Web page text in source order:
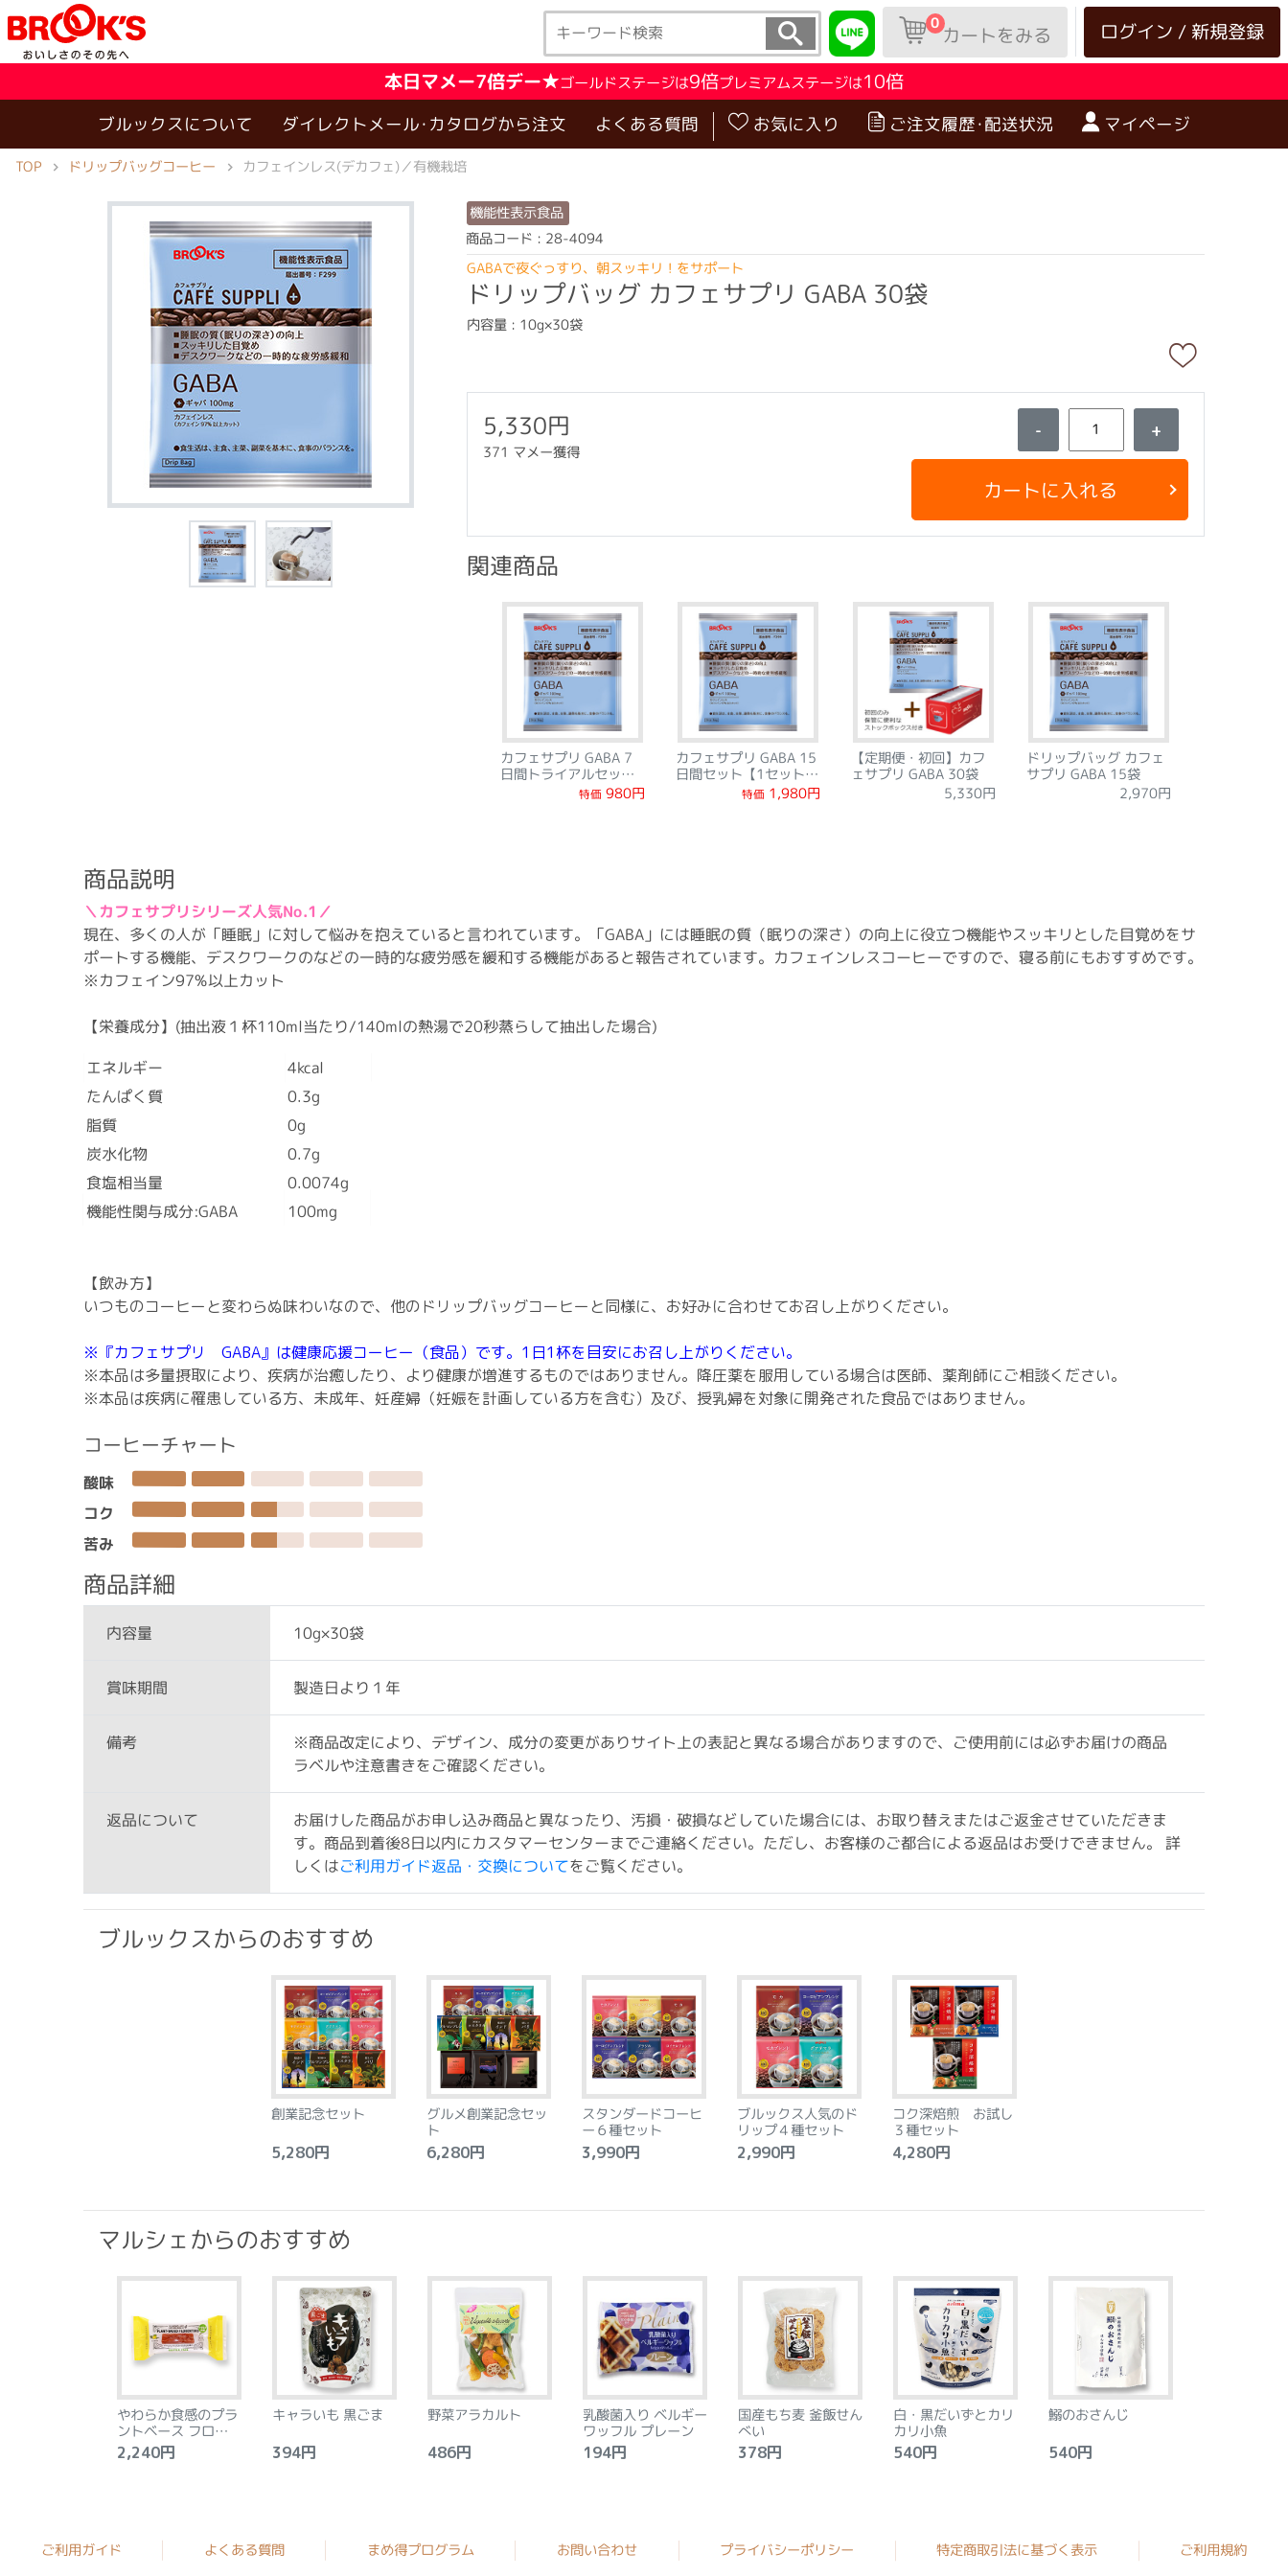
ログイン / 新規登録
0カートをみる
本日マメー7倍デー★ゴールドステージは9倍プレミアムステージは10倍
ブルックスについて ダイレクトメール･カタログから注文 よくある質問 お気に入り ご注文履歴･配送状況 マイページ
TOP ドリップバッグコーヒー カフェインレス(デカフェ)／有機栽培
機能性表示食品
商品コード : 28-4094
GABAで夜ぐっすり、朝スッキリ！をサポート
ドリップバッグ カフェサプリ GABA 30袋
内容量 : 10g×30袋
5,330円
371 マメー獲得
- +
カートに入れる
関連商品
カフェサプリ GABA 7
日間トライアルセット
【1セット1回限り】
特価 980円
カフェサプリ GABA 15
日間セット【1セット1
特価 1,980円
【定期便・初回】カフ
ェサプリ GABA 30袋
5,330円
ドリップバッグ カフェ
サプリ GABA 15袋
2,970円
商品説明
＼カフェサプリシリーズ人気No.1／
現在、多くの人が「睡眠」に対して悩みを抱えていると言われています。「GABA」には睡眠の質（眠りの深さ）の向上に役立つ機能やスッキリとした目覚めをサ
ポートする機能、デスクワークのなどの一時的な疲労感を緩和する機能があると報告されています。カフェインレスコーヒーですので、寝る前にもおすすめです。
※カフェイン97%以上カット
【栄養成分】(抽出液１杯110ml当たり/140mlの熱湯で20秒蒸らして抽出した場合)
エネルギー 4kcal
たんぱく質 0.3g
脂質 0g
炭水化物 0.7g
食塩相当量 0.0074g
機能性関与成分:GABA 100mg
【飲み方】
いつものコーヒーと変わらぬ味わいなので、他のドリップバッグコーヒーと同様に、お好みに合わせてお召し上がりください。
※『カフェサプリ GABA』は健康応援コーヒー（食品）です。1日1杯を目安にお召し上がりください。
※本品は多量摂取により、疾病が治癒したり、より健康が増進するものではありません。降圧薬を服用している場合は医師、薬剤師にご相談ください。
※本品は疾病に罹患している方、未成年、妊産婦（妊娠を計画している方を含む）及び、授乳婦を対象に開発された食品ではありません。
コーヒーチャート
酸味
コク
苦み
商品詳細
内容量 10g×30袋
賞味期間 製造日より１年
備考 ※商品改定により、デザイン、成分の変更がありサイト上の表記と異なる場合がありますので、ご使用前には必ずお届けの商品
ラベルや注意書きをご確認ください。
返品について お届けした商品がお申し込み商品と異なったり、汚損・破損などしていた場合には、お取り替えまたはご返金させていただきま
す。商品到着後8日以内にカスタマーセンターまでご連絡ください。ただし、お客様のご都合による返品はお受けできません。 詳
しくはご利用ガイド返品・交換についてをご覧ください。
ブルックスからのおすすめ
創業記念セット
5,280円
グルメ創業記念セッ
ト
6,280円
スタンダードコーヒ
ー６種セット
3,990円
ブルックス人気のド
リップ４種セット
2,990円
コク深焙煎 お試し
３種セット
4,280円
マルシェからのおすすめ
やわらか食感のプラ
ントベース フロラン
タン アーモンド&レ
モン 8個
2,240円
キャラいも 黒ごま
394円
野菜アラカルト
486円
乳酸菌入り ベルギー
ワッフル プレーン
194円
国産もち麦 釜飯せん
べい
378円
白・黒だいずとカリ
カリ小魚
540円
鰯のおさんじ
540円
ご利用ガイド よくある質問 まめ得プログラム お問い合わせ プライバシーポリシー 特定商取引法に基づく表示 ご利用規約